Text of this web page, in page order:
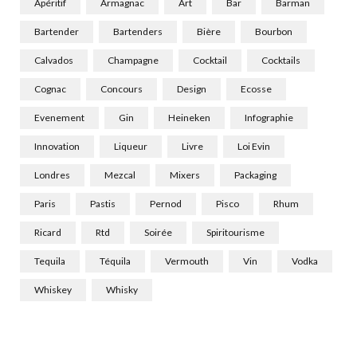
Apéritif Armagnac Art Bar Barman
Bartender Bartenders Bière Bourbon
Calvados Champagne Cocktail Cocktails
Cognac Concours Design Ecosse
Evenement Gin Heineken Infographie
Innovation Liqueur Livre Loi Evin
Londres Mezcal Mixers Packaging
Paris Pastis Pernod Pisco Rhum
Ricard Rtd Soirée Spiritourisme
Tequila Téquila Vermouth Vin Vodka
Whiskey Whisky